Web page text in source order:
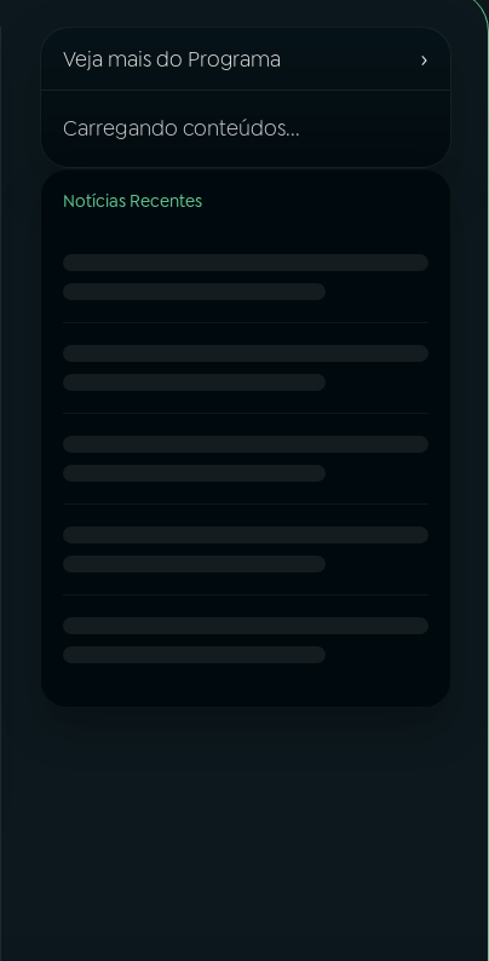
Veja mais do Programa ›
Carregando conteúdos...
Notícias Recentes